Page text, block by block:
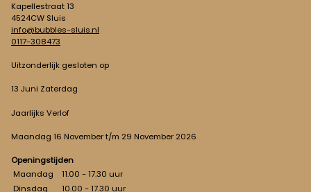
Kapellestraat 13
4524CW Sluis
info@bubbles-sluis.nl
0117-308473
Uitzonderlijk gesloten op
13 Juni Zaterdag
Jaarlijks Verlof
Maandag 16 November t/m 29 November 2026
Openingstijden
Maandag
11.00 - 17.30 uur
Dinsdag
10.00 - 17.30 uur